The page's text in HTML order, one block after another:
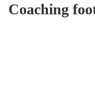
Coaching